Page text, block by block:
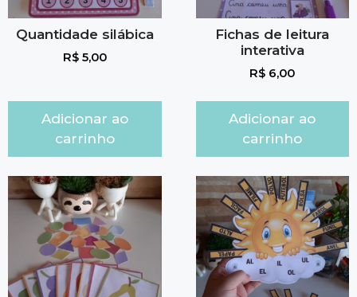
Quantidade silábica
R$5,00
Adicionar ao
carrinho
Fichas de leitura
interativa
R$ 6,00
Adicionar ao
carrinho